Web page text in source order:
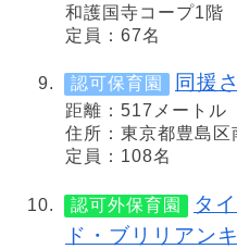
和護国寺コープ1階
定員：67名
認可保育園 同援
距離：517メートル
住所：東京都豊島
定員：108名
認可外保育園
タ
ド・ブリリアン